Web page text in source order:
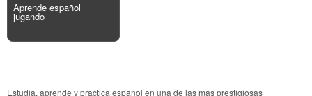
Aprende español
jugando
Estudia, aprende y practica español en una de las más prestigiosas